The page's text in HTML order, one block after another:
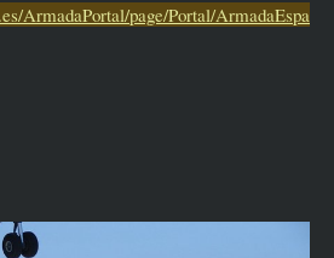
ArmadaPortal/page/Portal/ArmadaEspa